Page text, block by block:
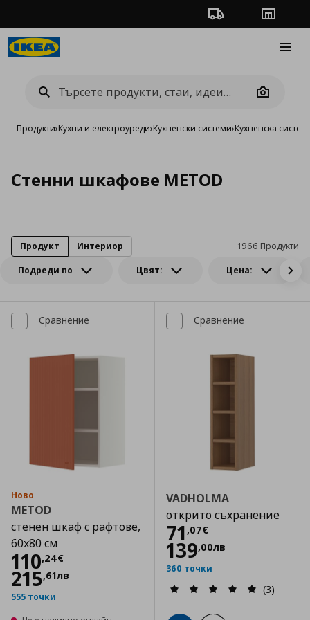
Проследяване на
Camera
Продукти›Кухни и електроуреди›Кухненски системи›Кухненска
Стенни шкафове METOD
Подреди по Цвят: Цена:
1966 Продукти
Продукт Интериор
Сравнение
Ново
METOD
стенен шкаф с рафтове,
60x80 см
110,24€
Цена
215,61лв
555 точки
Сравнение
VADHOLMA
открито съхранение
71 ,07€
Цена
139,00лв
360 точки
(3)